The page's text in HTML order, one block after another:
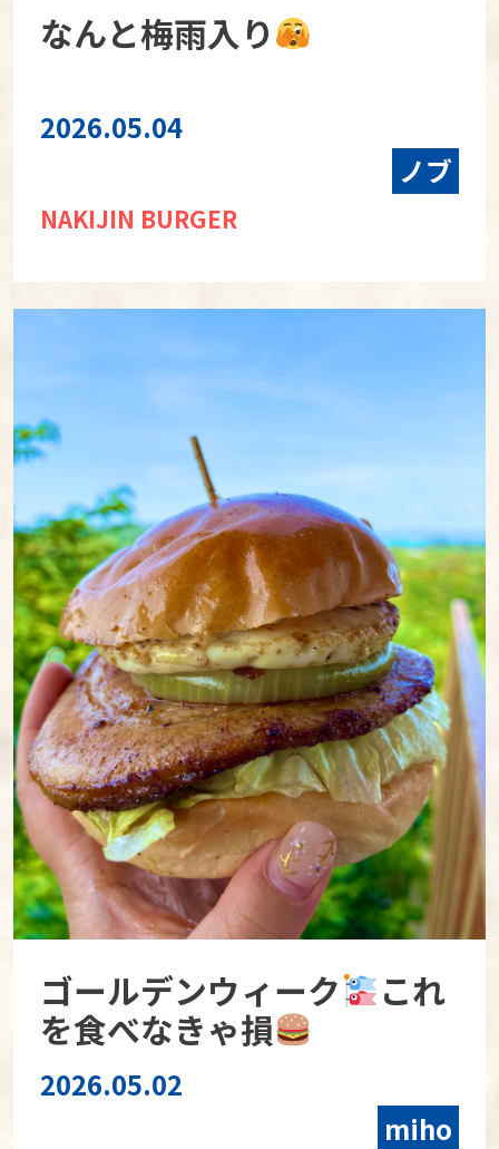
なんと梅雨入り
2026.05.04
ノブ
NAKIJIN BURGER
ゴールデンウィーク これ
を食べなきゃ損
2026.05.02
miho